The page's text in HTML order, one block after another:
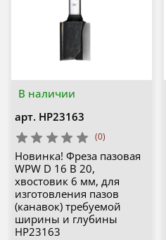
В наличии
арт. HP23163
(0)
Новинка! Фреза пазовая
WPW D 16 B 20,
хвостовик 6 мм, для
изготовления пазов
(канавок) требуемой
ширины и глубины
HP23163